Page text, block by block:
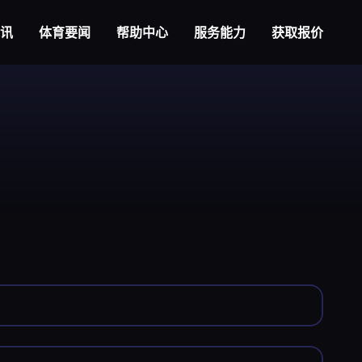
体育要闻 帮助中心 服务能力 获取报价